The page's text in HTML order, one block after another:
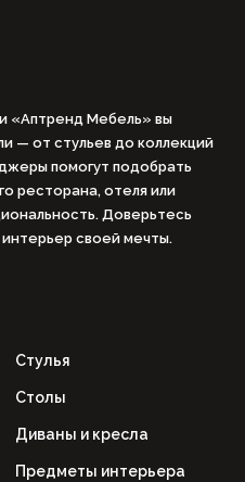
«Аптренд Мебель» вы
— от стульев до коллекций
помогут подобрать
ресторана, отеля или
Доверьтесь
своей мечты.
Стулья
Столы
Диваны и кресла
Предметы интерьера